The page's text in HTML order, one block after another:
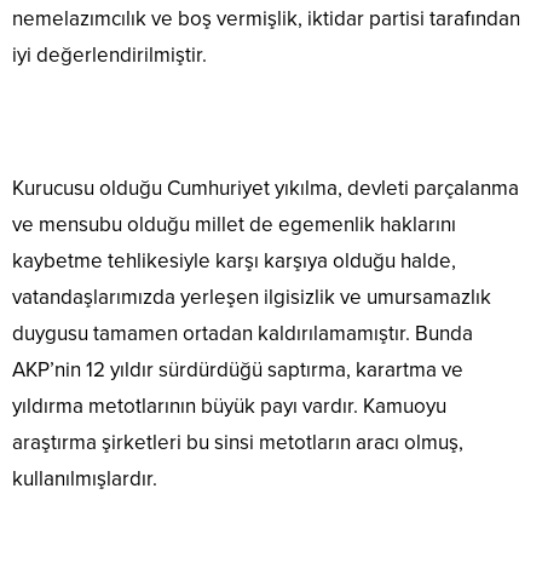
nemelazımcılık ve boş vermişlik, iktidar partisi tarafından
iyi değerlendirilmiştir.
Kurucusu olduğu Cumhuriyet yıkılma, devleti parçalanma
ve mensubu olduğu millet de egemenlik haklarını
kaybetme tehlikesiyle karşı karşıya olduğu halde,
vatandaşlarımızda yerleşen ilgisizlik ve umursamazlık
duygusu tamamen ortadan kaldırılamamıştır. Bunda
AKP’nin 12 yıldır sürdürdüğü saptırma, karartma ve
yıldırma metotlarının büyük payı vardır. Kamuoyu
araştırma şirketleri bu sinsi metotların aracı olmuş,
kullanılmışlardır.